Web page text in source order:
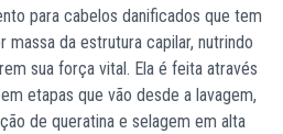
para cabelos danificados que tem
da estrutura capilar, nutrindo
sua força vital. Ela é feita através
etapas que vão desde a lavagem,
de queratina e selagem em alta